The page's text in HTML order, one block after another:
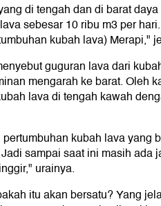
di tengah dan di barat
sebesar 10 ribu m3 per
kubah lava) Merapi,"
guguran lava dari
mengarah ke barat. Oleh
lava di tengah kawah
kubah lava yang
sampai saat ini masih ada
urainya.
itu akan bersatu? Yang